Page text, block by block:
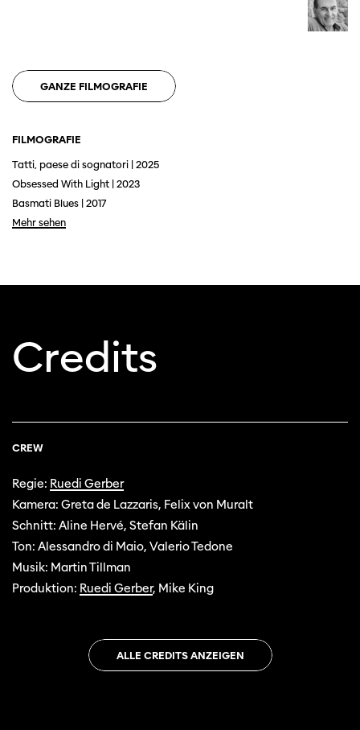
Diese Seite wird mit Internet Explorer
verwenden Sie einen anderen Browser.
GANZE FILMOGRAFIE
FILMOGRAFIE
Tatti, paese di sognatori | 2025
Obsessed With Light | 2023
Basmati Blues | 2017
Mehr sehen
Credits
CREW
Regie: Ruedi Gerber
Kamera: Greta de Lazzaris, Felix von Muralt
Schnitt: Aline Hervé, Stefan Kälin
Ton: Alessandro di Maio, Valerio Tedone
Musik: Martin Tillman
Produktion: Ruedi Gerber, Mike King
ALLE CREDITS ANZEIGEN